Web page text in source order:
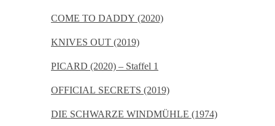
COME TO DADDY (2020)
KNIVES OUT (2019)
PICARD (2020) – Staffel 1
OFFICIAL SECRETS (2019)
DIE SCHWARZE WINDMÜHLE (1974)